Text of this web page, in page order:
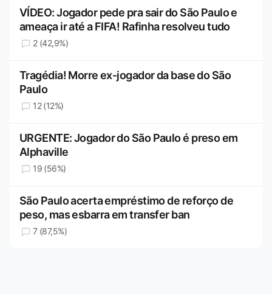
VÍDEO: Jogador pede pra sair do São Paulo e
ameaça ir até a FIFA! Rafinha resolveu tudo
2 (42,9%)
Tragédia! Morre ex-jogador da base do São
Paulo
12 (12%)
URGENTE: Jogador do São Paulo é preso em
Alphaville
19 (56%)
São Paulo acerta empréstimo de reforço de
peso, mas esbarra em transfer ban
7 (87,5%)